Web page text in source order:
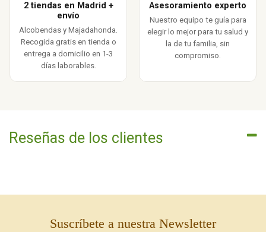
2 tiendas en Madrid +
envío
Alcobendas y Majadahonda.
Recogida gratis en tienda o
entrega a domicilio en 1-3
días laborables.
Asesoramiento experto
Nuestro equipo te guía para
elegir lo mejor para tu salud y
la de tu familia, sin
compromiso.
Reseñas de los clientes
Suscríbete a nuestra Newsletter